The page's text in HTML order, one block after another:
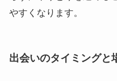
やすくなります。
出会いのタイミングと